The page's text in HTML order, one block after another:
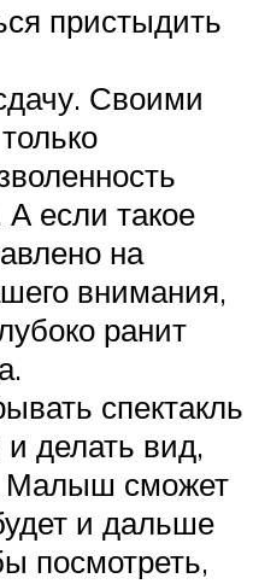
пристыдить
Своими
А если такое
на
внимания,
ранит
спектакль
делать вид,
Малыш сможет
и дальше
посмотреть,